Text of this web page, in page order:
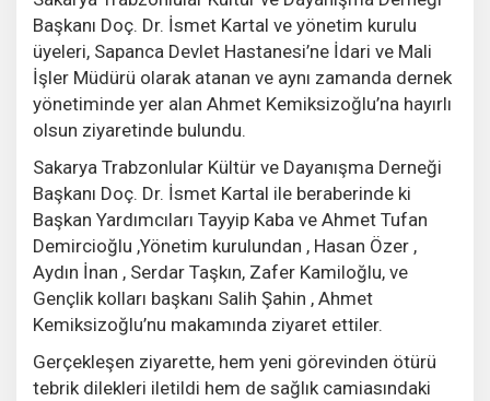
Başkanı Doç. Dr. İsmet Kartal ve yönetim kurulu
üyeleri, Sapanca Devlet Hastanesi’ne İdari ve Mali
İşler Müdürü olarak atanan ve aynı zamanda dernek
yönetiminde yer alan Ahmet Kemiksizoğlu’na hayırlı
olsun ziyaretinde bulundu.
Sakarya Trabzonlular Kültür ve Dayanışma Derneği
Başkanı Doç. Dr. İsmet Kartal ile beraberinde ki
Başkan Yardımcıları Tayyip Kaba ve Ahmet Tufan
Demircioğlu ,Yönetim kurulundan , Hasan Özer ,
Aydın İnan , Serdar Taşkın, Zafer Kamiloğlu, ve
Gençlik kolları başkanı Salih Şahin , Ahmet
Kemiksizoğlu’nu makamında ziyaret ettiler.
Gerçekleşen ziyarette, hem yeni görevinden ötürü
tebrik dilekleri iletildi hem de sağlık camiasındaki